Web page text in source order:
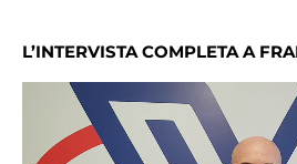
L’INTERVISTA COMPLETA A